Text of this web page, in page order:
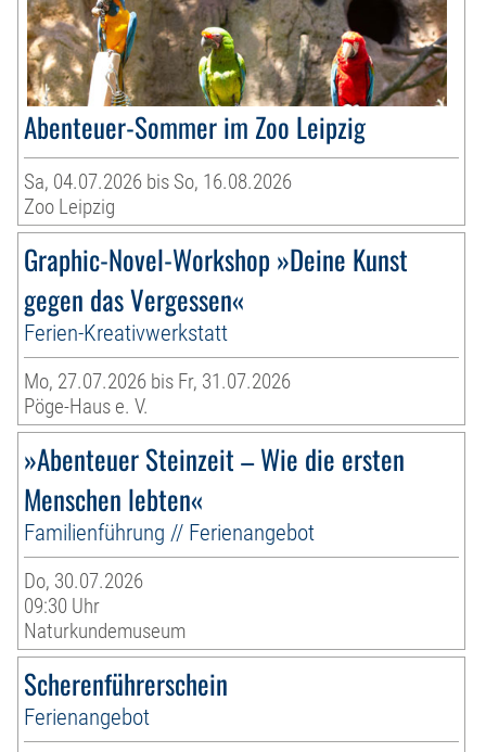
Abenteuer-Sommer im Zoo Leipzig
Sa, 04.07.2026 bis So, 16.08.2026
Zoo Leipzig
Graphic-Novel-Workshop »Deine Kunst
gegen das Vergessen«
Ferien-Kreativwerkstatt
Mo, 27.07.2026 bis Fr, 31.07.2026
Pöge-Haus e. V.
»Abenteuer Steinzeit – Wie die ersten
Menschen lebten«
Familienführung // Ferienangebot
Do, 30.07.2026
09:30 Uhr
Naturkundemuseum
Scherenführerschein
Ferienangebot